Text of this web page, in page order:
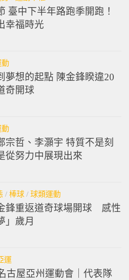
臺中下半年路跑季開跑！
幸福時光
動
夢想的起點 陳金鋒睽違20
奇開球
動
宗哲、李灝宇 特質不是刻
從努力中展現出來
/ 棒球 / 球類運動
鋒重返道奇球場開球 感性
」歲月
運
古屋亞州運動會｜代表隊